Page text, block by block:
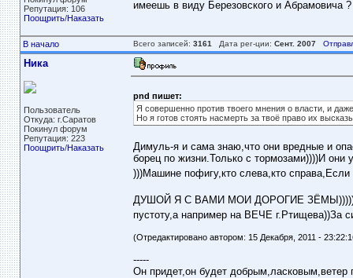
Репутация: 106
Поощрить/Наказать
имеешь в виду Березовского и Абрамовича ?
В начало Всего записей: 3161 Дата рег-ции: Сент. 2007
Ника
Пользователь
Откуда: г.Саратов
Покинул форум
Репутация: 223
Поощрить/Наказать
pnd пишет:
Я совершенно против твоего мнения о власти, и
Но я готов стоять насмерть за твоё право их
Димуль-я и сама знаю,что они вредные и
борец по жизни.Только с тормозами))))И
)))Машине пофигу,кто слева,кто справа,Если
ДУШОЙ Я С ВАМИ МОИ ДОРОГИЕ
пустоту,а например на ВЕЧЕ г.Ртищева))За
(Отредактировано автором: 15 Декабря, 2011 -
-----
Он придет,он будет добрым,ласковым,ветер